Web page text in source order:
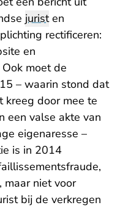
juristen
rectificeren:
en
moet de
– waarin stond dat
kreeg door mee te
een valse akte van
eigenaresse –
is in 2014
maar niet voor
bij de verkregen